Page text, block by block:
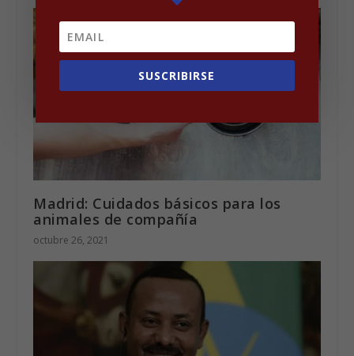
Madrid: Cuidados básicos para los
animales de compañía
octubre 26, 2021
SUSCRIBIRSE